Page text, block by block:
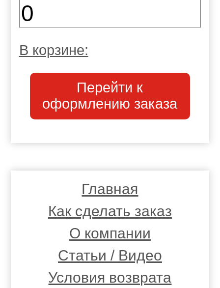
В корзине:
Перейти к
оформлению заказа
Главная
Как сделать заказ
О компании
Статьи / Видео
Условия возврата